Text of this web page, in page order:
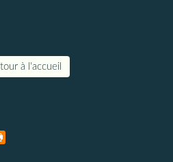
à l'accueil